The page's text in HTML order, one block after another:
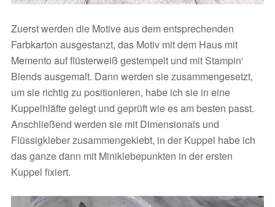
Zuerst werden die Motive aus dem entsprechenden
Farbkarton ausgestanzt, das Motiv mit dem Haus mit
Memento auf flüsterweiß gestempelt und mit Stampin‘
Blends ausgemalt. Dann werden sie zusammengesetzt,
um sie richtig zu positionieren, habe ich sie in eine
Kuppelhläfte gelegt und geprüft wie es am besten passt.
Anschließend werden sie mit Dimensionals und
Flüssigkleber zusammengeklebt, in der Kuppel habe ich
das ganze dann mit Miniklebepunkten in der ersten
Kuppel fixiert.